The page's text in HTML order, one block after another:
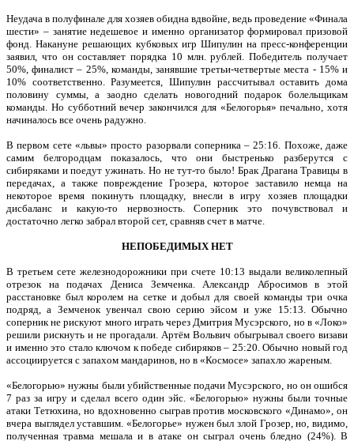
Неудача в полуфинале для хозяев обидна вдвойне, ведь проведение «Финала
шести» – занятие недешевое и именно организатор формировал призовой
фонд. Накануне решающих кубковых игр Шипулин на пресс-конференции
заявил, что он составляет порядка 10 млн. рублей. Победитель получает
50%, финалист – 25%, команды, занявшие третьи-четвертые места - 15% и
10% соответственно. Разумеется, Шипулин рассчитывал оставить дома
половину суммы, а заодно сделать новогодний подарок болельщикам
команды. Но субботний вечер закончился для «Белогорья» печально, хотя
начиналось все очень радужно.
В первом сете «львы» просто разорвали соперника – 25:16. Похоже, даже
самим белгородцам показалось, что они быстренько разберутся с
сибиряками и поедут ужинать. Но не тут-то было! Брак Драгана Травицы в
передачах, а также повреждение Грозера, которое заставило немца на
некоторое время покинуть площадку, внесли в игру хозяев площадки
дисбаланс и какую-то нервозность. Соперник это почувствовал и
достаточно легко забрал второй сет, сравняв счет в матче.
НЕПОБЕДИМЫХ НЕТ
В третьем сете железнодорожники при счете 10:13 выдали великолепный
отрезок на подачах Дениса Земченка. Александр Абросимов в этой
расстановке был королем на сетке и добыл для своей команды три очка
подряд, а Земченок увенчал свою серию эйсом и уже 15:13. Обычно
соперник не рискуют много играть через Дмитрия Мусэрского, но в «Локо»
решили рискнуть и не прогадали. Артём Вольвич обыгрывал своего визави
и именно это стало ключом к победе сибиряков – 25:20. Обычно новый год
ассоциируется с запахом мандаринов, но в «Космосе» запахло жареным.
«Белогорью» нужны были убийственные подачи Мусэрского, но он ошибся
7 раз за игру и сделал всего один эйс. «Белогорью» нужны были точные
атаки Тетюхина, но вдохновенно сыграв против московского «Динамо», он
вчера выглядел уставшим. «Белогорье» нужен был злой Грозер, но, видимо,
полученная травма мешала и в атаке он сыграл очень бледно (24%). В